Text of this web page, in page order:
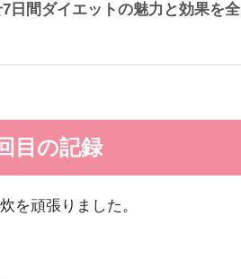
日間ダイエットの魅力と効果を全
目の記録
を頑張りました。